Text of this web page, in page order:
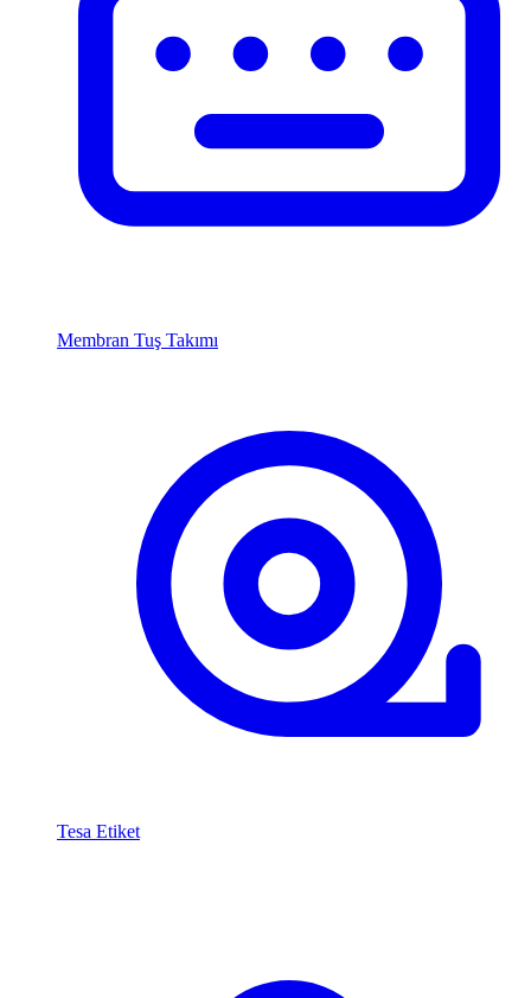
Membran Tuş Takımı
Tesa Etiket